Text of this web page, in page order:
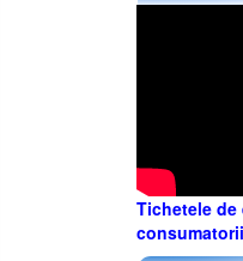
Tichetele de